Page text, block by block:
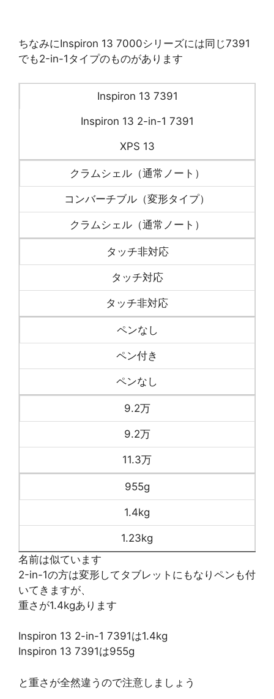
ちなみにInspiron 13 7000シリーズには同じ7391
でも2-in-1タイプのものがあります
Inspiron 13 7391
Inspiron 13 2-in-1 7391
XPS 13
クラムシェル（通常ノート）
コンバーチブル（変形タイプ）
クラムシェル（通常ノート）
タッチ非対応
タッチ対応
タッチ非対応
ペンなし
ペン付き
ペンなし
9.2万
9.2万
11.3万
955g
1.4kg
1.23kg
名前は似ています
2-in-1の方は変形してタブレットにもなりペンも付
いてきますが、
重さが1.4kgあります
Inspiron 13 2-in-1 7391は1.4kg
Inspiron 13 7391は955g
と重さが全然違うので注意しましょう